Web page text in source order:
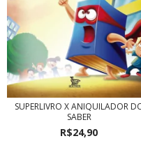
SUPERLIVRO X ANIQUILADOR
SABER
R$24,90